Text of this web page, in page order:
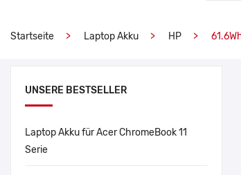
Startseite Laptop Akku HP
UNSERE BESTSELLER
Laptop Akku für Acer ChromeBook 11
Serie